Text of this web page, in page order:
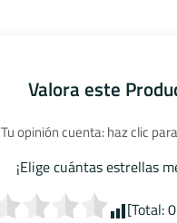
Valora este
Tu opinión cuenta: haz clic
¡Elige cuántas estrellas
[Total:0